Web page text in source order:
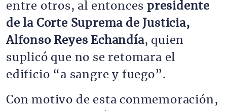
entre otros, al entoncespresidente
de la Corte Suprema de Justicia,
Alfonso Reyes Echandía, quien
suplicó que no se retomara el
edificio “a sangre y fuego”.
Con motivo de esta conmemoración,